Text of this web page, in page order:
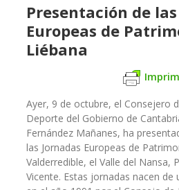
Presentación de
Europeas de
Liébana
Ayer, 9 de octubre, el Consejero
Deporte del Gobierno de
Fernández Mañanes, ha
las Jornadas Europeas de
Valderredible, el Valle del Nansa,
Vicente. Estas jornadas nacen de